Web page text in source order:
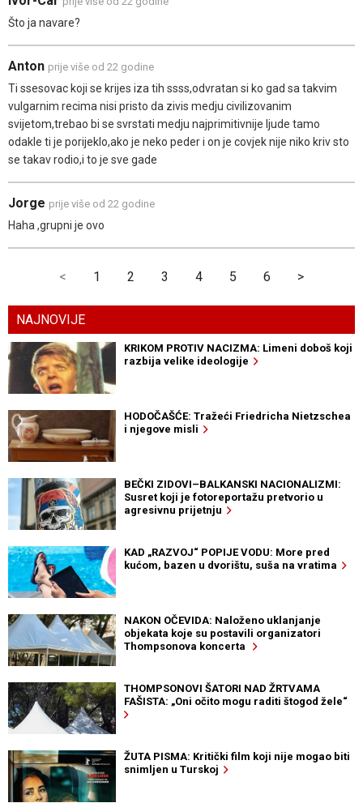
Što ja navare?
Anton prije više od 22 godine
Ti ssesovac koji se krijes iza tih ssss,odvratan si ko gad sa takvim
vulgarnim recima nisi pristo da zivis medju civilizovanim
svijetom,trebao bi se svrstati medju najprimitivnije ljude tamo
odakle ti je porijeklo,ako je neko peder i on je covjek nije niko kriv sto
se takav rodio,i to je sve gade
Jorge prije više od 22 godine
Haha ,grupni je ovo
< 1 2 3 4 5 6 >
NAJNOVIJE
KRIKOM PROTIV NACIZMA: Limeni doboš koji
razbija velike ideologije
HODOČAŠĆE: Tražeći Friedricha Nietzschea
i njegove misli
BEČKI ZIDOVI–BALKANSKI NACIONALIZMI:
Susret koji je fotoreportažu pretvorio u
agresivnu prijetnju
KAD „RAZVOJ“ POPIJE VODU: More pred
kućom, bazen u dvorištu, suša na vratima
NAKON OČEVIDA: Naloženo uklanjanje
objekata koje su postavili organizatori
Thompsonova koncerta
THOMPSONOVI ŠATORI NAD ŽRTVAMA
FAŠISTA: „Oni očito mogu raditi štogod žele“
ŽUTA PISMA: Kritički film koji nije mogao biti
snimljen u Turskoj